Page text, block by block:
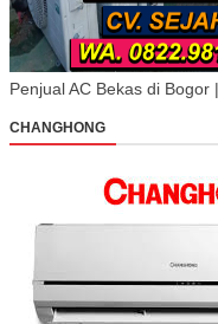
Penjual AC Bekas di
CHANGHONG